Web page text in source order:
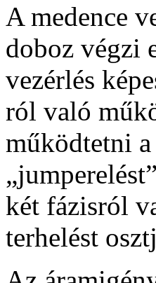
A medence
doboz végzi
vezérlés
ról való
működtetni
két fázisról
terhelést